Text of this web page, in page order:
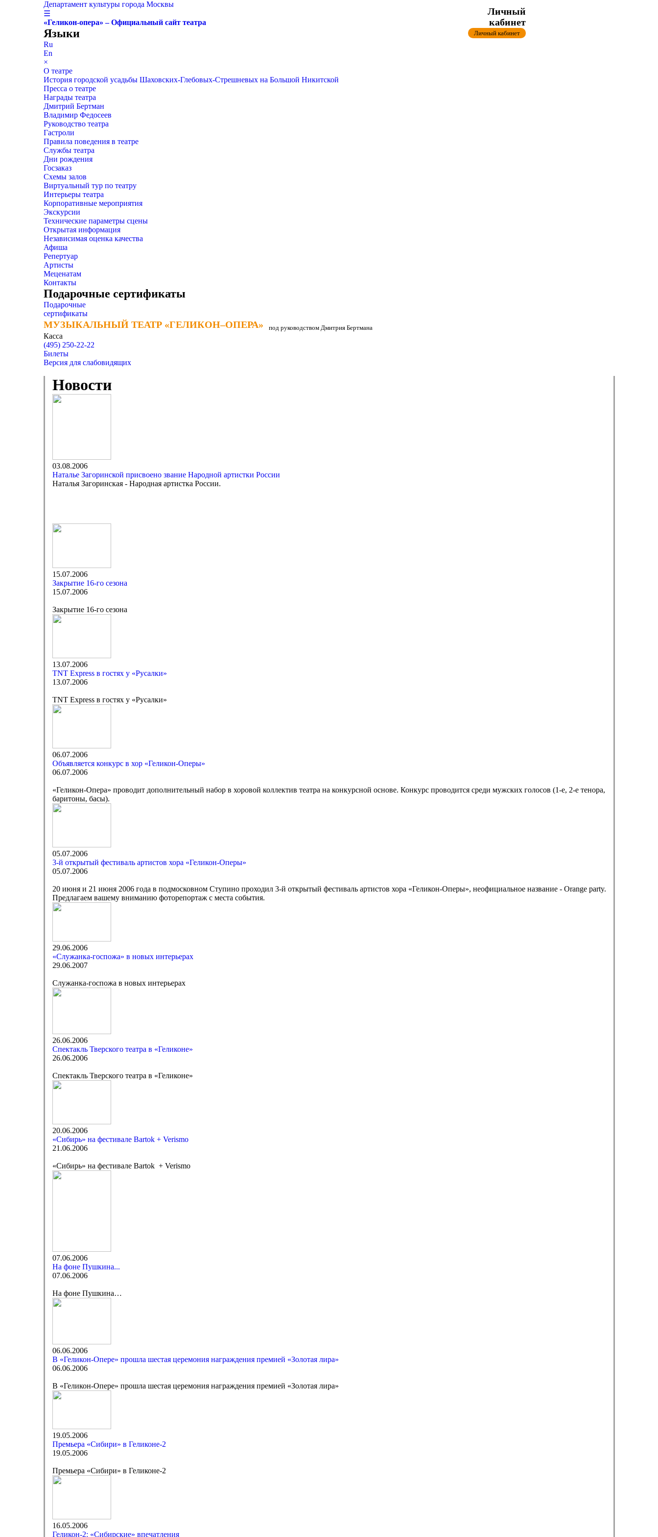
Департамент культуры города Москвы
☰
«Геликон-опера» – Официальный сайт театра
Языки
Ru
En
×
О театре
История городской усадьбы Шаховских-Глебовых-Стрешневых на Большой Никитской
Пресса о театре
Награды театра
Дмитрий Бертман
Владимир Федосеев
Руководство театра
Гастроли
Правила поведения в театре
Службы театра
Дни рождения
Госзаказ
Схемы залов
Виртуальный тур по театру
Интерьеры театра
Корпоративные мероприятия
Экскурсии
Технические параметры сцены
Открытая информация
Независимая оценка качества
Афиша
Репертуар
Артисты
Меценатам
Контакты
Подарочные сертификаты
Подарочные
сертификаты
МУЗЫКАЛЬНЫЙ ТЕАТР «ГЕЛИКОН–ОПЕРА»
МУЗЫКАЛЬНЫЙ ТЕАТР «ГЕЛИКОН–ОПЕРА» под руководством Дмитрия Бертмана
Касса
(495) 250-22-22
Личный
кабинет
Личный кабинет
Билеты
Версия для слабовидящих
Новости
03.08.2006
Наталье Загоринской присвоено звание Народной артистки России
Наталья Загоринская - Народная артистка России.
15.07.2006
Закрытие 16-го сезона
15.07.2006
Закрытие 16-го сезона
13.07.2006
TNT Express в гостях у «Русалки»
13.07.2006
TNT Express в гостях у «Русалки»
06.07.2006
Объявляется конкурс в хор «Геликон-Оперы»
06.07.2006
«Геликон-Опера» проводит дополнительный набор в хоровой коллектив театра на конкурсной основе. Конкурс проводится среди мужских голосов (1-е, 2-е тенора,
баритоны, басы).
05.07.2006
3-й открытый фестиваль артистов хора «Геликон-Оперы»
05.07.2006
20 июня и 21 июня 2006 года в подмосковном Ступино проходил 3-й открытый фестиваль артистов хора «Геликон-Оперы», неофициальное название - Orange party.
Предлагаем вашему вниманию фоторепортаж с места события.
29.06.2006
«Служанка-госпожа» в новых интерьерах
29.06.2007
Служанка-госпожа в новых интерьерах
26.06.2006
Спектакль Тверского театра в «Геликоне»
26.06.2006
Спектакль Тверского театра в «Геликоне»
20.06.2006
«Сибирь» на фестивале Bartok + Verismo
21.06.2006
«Сибирь» на фестивале Bartok + Verismo
07.06.2006
На фоне Пушкина...
07.06.2006
На фоне Пушкина…
06.06.2006
В «Геликон-Опере» прошла шестая церемония награждения премией «Золотая лира»
06.06.2006
В «Геликон-Опере» прошла шестая церемония награждения премией «Золотая лира»
19.05.2006
Премьера «Сибири» в Геликоне-2
19.05.2006
Премьера «Сибири» в Геликоне-2
16.05.2006
Геликон-2: «Сибирские» впечатления